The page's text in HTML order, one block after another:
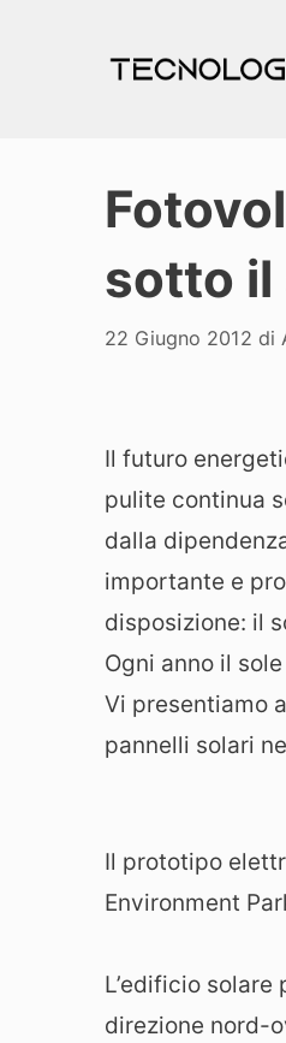
sotto il
22 Giugno 2012 di
Il futuro
pulite continua
dalla
importante e
disposizione: il
Ogni anno il
Vi presentiamo
pannelli solari
Il prototipo
Environment
L’edificio
direzione nord-